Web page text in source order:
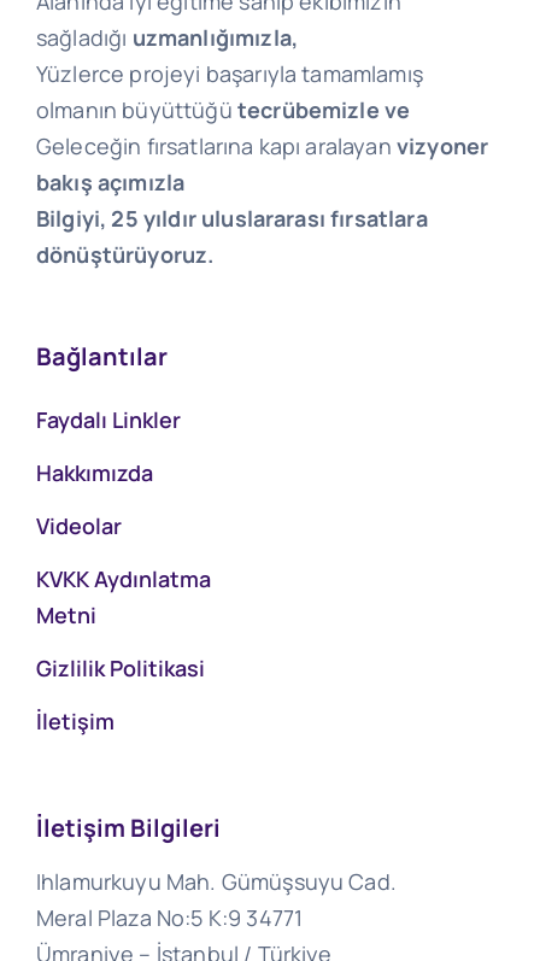
sağladığı uzmanlığımızla,
Yüzlerce projeyi başarıyla tamamlamış
olmanın büyüttüğü tecrübemizle ve
Geleceğin fırsatlarına kapı aralayan vizyoner
bakış açımızla
Bilgiyi, 25 yıldır uluslararası fırsatlara
dönüştürüyoruz.
Bağlantılar
Faydalı Linkler
Hakkımızda
Videolar
KVKK Aydınlatma
Metni
Gizlilik Politikasi
İletişim
İletişim Bilgileri
Ihlamurkuyu Mah. Gümüşsuyu Cad.
Meral Plaza No:5 K:9 34771
Ümraniye – İstanbul / Türkiye